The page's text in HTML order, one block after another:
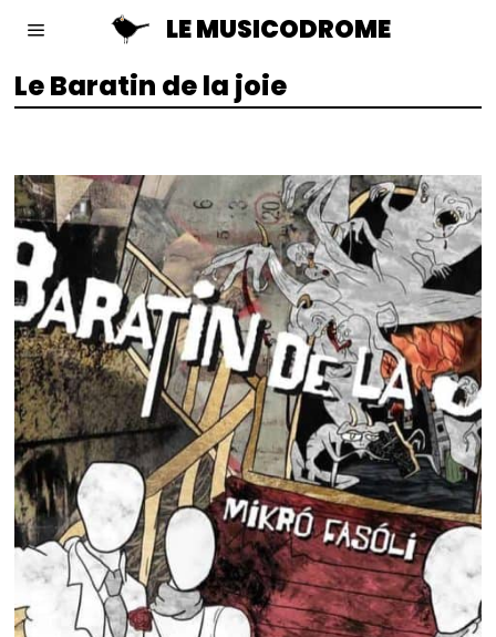
LE MUSICODROME
Le Baratin de la joie